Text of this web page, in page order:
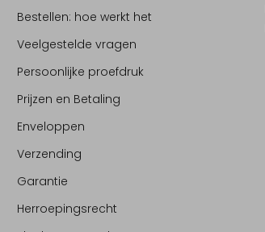
Bestellen: hoe werkt het
Veelgestelde vragen
Persoonlijke proefdruk
Prijzen en Betaling
Enveloppen
Verzending
Garantie
Herroepingsrecht